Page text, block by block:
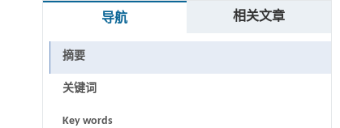
导航 相关文章
摘要
关键词
Key words